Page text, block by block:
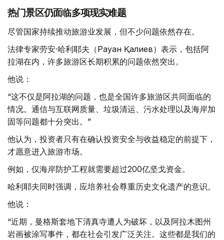
热门景区仍面临多项现实难题
尽管国家持续推动旅游业发展，但不少问题依然存在。
法律专家劳安·哈利耶夫（Рауан Қалиев）表示，包括阿
拉湖在内，许多旅游区长期积累的问题依然突出。
他说：
“这不仅是阿拉湖的问题，也是全国许多旅游区共同面临的
情况。通信与互联网质量、垃圾清运、污水处理以及海岸加
固等问题都十分突出。”
他认为，投资者只有在确认投资安全与收益稳定的前提下，
才愿意进入旅游市场。
例如，仅海岸防护工程就需要超过200亿坚戈资金。
哈利耶夫同时强调，应培养社会尊重历史文化遗产的意识。
他说：
“近期，曼格斯套地下清真寺遭人为破坏，以及阿拉木图州
岩画被涂写事件，都在社会引发广泛关注。这些都是我们的